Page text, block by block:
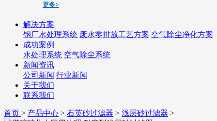
更多>
解决方案
钢厂水处理系统 废水零排放工艺方案 空气除尘净化方案
成功案例
水处理系统 空气除尘系统
新闻资讯
公司新闻 行业新闻
关于我们
联系我们
首页 > 产品中心 > 石英砂过滤器 > 浅层砂过滤器 >